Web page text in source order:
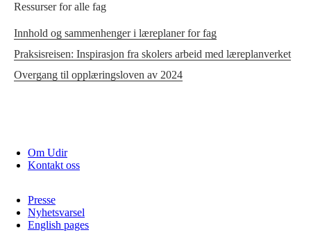
Ressurser for alle fag
Innhold og sammenhenger i læreplaner for fag
Praksisreisen: Inspirasjon fra skolers arbeid med læreplanverket
Overgang til opplæringsloven av 2024
Om Udir
Kontakt oss
Presse
Nyhetsvarsel
English pages